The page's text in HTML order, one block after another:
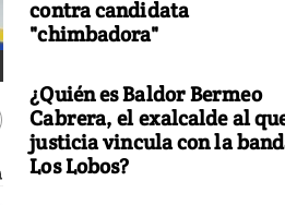
contra candidata
"chimbadora"
¿Quién es Baldor Bermeo
Cabrera, el exalcalde al
justicia vincula con la
Los Lobos?